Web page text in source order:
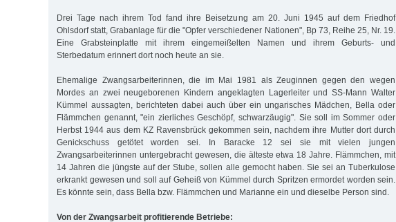
Drei Tage nach ihrem Tod fand ihre Beisetzung am 20. Juni 1945 auf dem Friedhof
Ohlsdorf statt, Grabanlage für die "Opfer verschiedener Nationen", Bp 73, Reihe 25, Nr. 19.
Eine Grabsteinplatte mit ihrem eingemeißelten Namen und ihrem Geburts- und
Sterbedatum erinnert dort noch heute an sie.
Ehemalige Zwangsarbeiterinnen, die im Mai 1981 als Zeuginnen gegen den wegen
Mordes an zwei neugeborenen Kindern angeklagten Lagerleiter und SS-Mann Walter
Kümmel aussagten, berichteten dabei auch über ein ungarisches Mädchen, Bella oder
Flämmchen genannt, "ein zierliches Geschöpf, schwarzäugig". Sie soll im Sommer oder
Herbst 1944 aus dem KZ Ravensbrück gekommen sein, nachdem ihre Mutter dort durch
Genickschuss getötet worden sei. In Baracke 12 sei sie mit vielen jungen
Zwangsarbeiterinnen untergebracht gewesen, die älteste etwa 18 Jahre. Flämmchen, mit
14 Jahren die jüngste auf der Stube, sollen alle gemocht haben. Sie sei an Tuberkulose
erkrankt gewesen und soll auf Geheiß von Kümmel durch Spritzen ermordet worden sein.
Es könnte sein, dass Bella bzw. Flämmchen und Marianne ein und dieselbe Person sind.
Von der Zwangsarbeit profitierende Betriebe: